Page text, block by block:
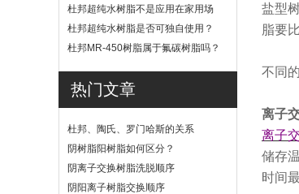
邦UP6040树脂吗？
杜邦超纯水树脂不是应用在家用场
景
杜邦超纯水树脂是否可独自使用？
杜邦MR-450树脂属于氟碳树脂吗？
热门文章
杜邦、陶氏、罗门哈斯的关系
阴树脂阳树脂如何区分？
阴离子交换树脂洗脱顺序
阴阳离子树脂交换顺序
盐型
脂要
不同
离子
离子
储存
时间